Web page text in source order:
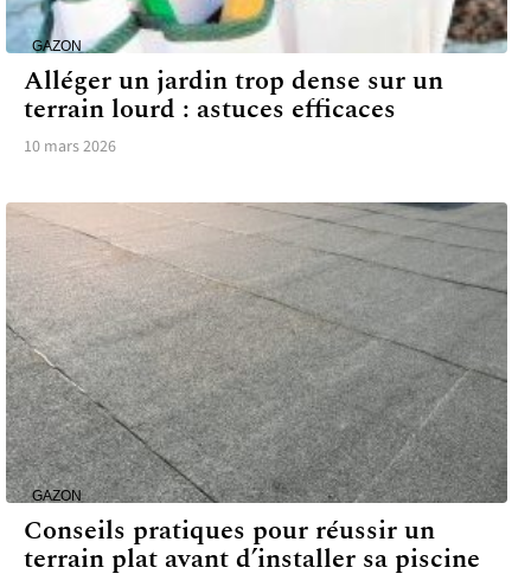
GAZON
Alléger un jardin trop dense sur un
terrain lourd : astuces efficaces
10 mars 2026
GAZON
Conseils pratiques pour réussir un
terrain plat avant d’installer sa piscine